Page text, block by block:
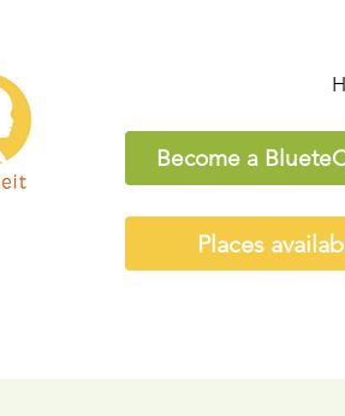
Become a
Places